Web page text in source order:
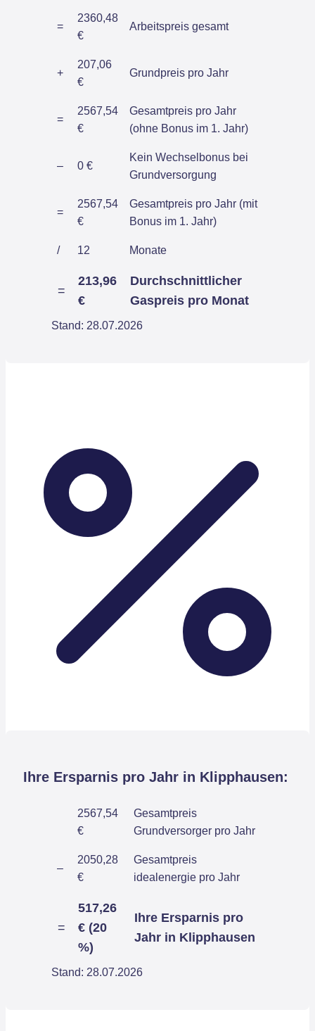
=
2360,48
€
Arbeitspreis gesamt
+
207,06
€
Grundpreis pro Jahr
=
2567,54
€
Gesamtpreis pro Jahr
(ohne Bonus im 1. Jahr)
– 0 €
Kein Wechselbonus bei
Grundversorgung
=
2567,54
€
Gesamtpreis pro Jahr (mit
Bonus im 1. Jahr)
/ 12 Monate
=
213,96
€
Durchschnittlicher
Gaspreis pro Monat
Stand: 28.07.2026
Ihre Ersparnis pro Jahr in Klipphausen:
2567,54
€
Gesamtpreis
Grundversorger pro Jahr
–
2050,28
€
Gesamtpreis
idealenergie pro Jahr
=
517,26
€ (20
%)
Ihre Ersparnis pro
Jahr in Klipphausen
Stand: 28.07.2026